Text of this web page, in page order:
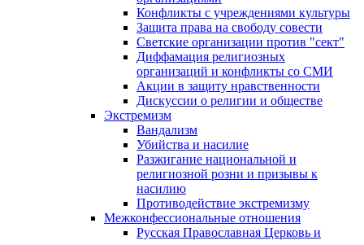
Конфликты с учреждениями культуры
Защита права на свободу совести
Светские организации против "сект"
Диффамация религиозных
организаций и конфликты со СМИ
Акции в защиту нравственности
Дискуссии о религии и обществе
Экстремизм
Вандализм
Убийства и насилие
Разжигание национальной и
религиозной розни и призывы к
насилию
Противодействие экстремизму
Межконфессиональные отношения
Русская Православная Церковь и